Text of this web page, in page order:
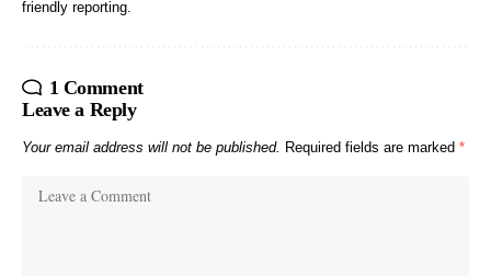
friendly reporting.
1 Comment
Leave a Reply
Your email address will not be published. Required fields are marked *